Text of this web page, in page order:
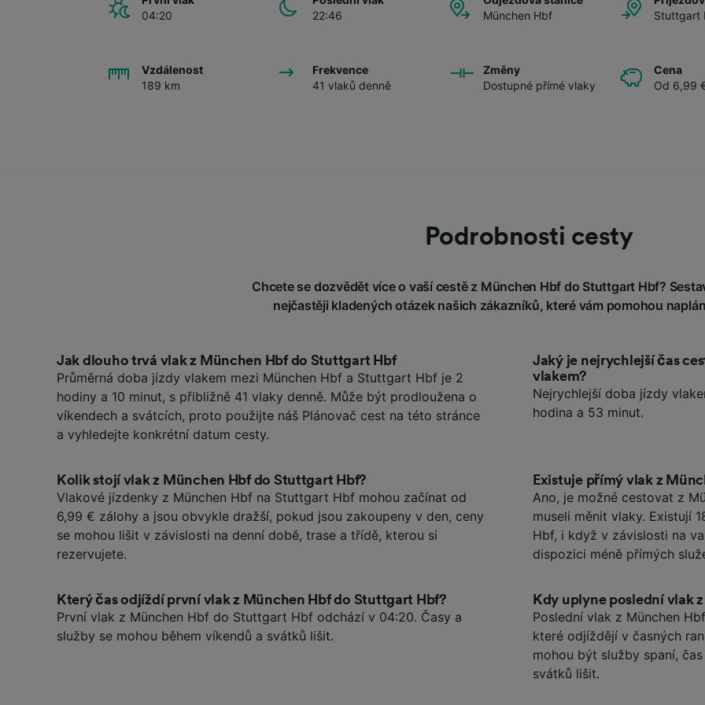
04:20
22:46
München Hbf
Stuttgart
Vzdálenost
189 km
Frekvence
41 vlaků denně
Změny
Dostupné přímé vlaky
Cena
Od 6,99
Podrobnosti cesty
Chcete se dozvědět více o vaší cestě z München Hbf do Stuttgart Hbf?
nejčastěji kladených otázek našich zákazníků, které vám pomohou
Jak dlouho trvá vlak z München Hbf do Stuttgart Hbf
Průměrná doba jízdy vlakem mezi München Hbf a Stuttgart Hbf je 2
hodiny a 10 minut, s přibližně 41 vlaky denně. Může být prodloužena o
víkendech a svátcích, proto použijte náš Plánovač cest na této stránce
a vyhledejte konkrétní datum cesty.
Jaký je nejrychlejší čas
vlakem?
Nejrychlejší doba jízdy
hodina a 53 minut.
Kolik stojí vlak z München Hbf do Stuttgart Hbf?
Vlakové jízdenky z München Hbf na Stuttgart Hbf mohou začínat od
6,99 € zálohy a jsou obvykle dražší, pokud jsou zakoupeny v den, ceny
se mohou lišit v závislosti na denní době, trase a třídě, kterou si
rezervujete.
Existuje přímý vlak z
Ano, je možné cestovat z
museli měnit vlaky. Existují
Hbf, i když v závislosti na
dispozici méně přímých
Který čas odjíždí první vlak z München Hbf do Stuttgart Hbf?
První vlak z München Hbf do Stuttgart Hbf odchází v 04:20. Časy a
služby se mohou během víkendů a svátků lišit.
Kdy uplyne poslední vlak
Poslední vlak z München
které odjíždějí v časných
mohou být služby spaní,
svátků lišit.